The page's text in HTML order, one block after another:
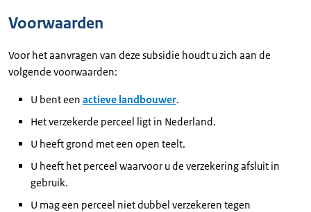
Voorwaarden
Voor het aanvragen van deze subsidie houdt u zich aan de
volgende voorwaarden:
U bent een actieve landbouwer.
Het verzekerde perceel ligt in Nederland.
U heeft grond met een open teelt.
U heeft het perceel waarvoor u de verzekering afsluit in
gebruik.
U mag een perceel niet dubbel verzekeren tegen